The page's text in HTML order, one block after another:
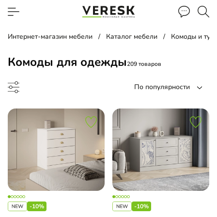
Интернет-магазин мебели Каталог мебели Комоды и
Комоды для одежды209 товаров
По популярности
до
-10% -10%